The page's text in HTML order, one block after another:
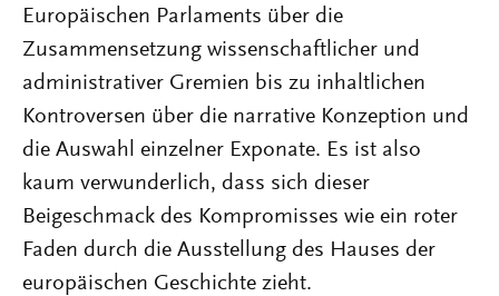
Europäischen Parlaments über die
Zusammensetzung wissenschaftlicher und
administrativer Gremien bis zu inhaltlichen
Kontroversen über die narrative Konzeption und
die Auswahl einzelner Exponate. Es ist also
kaum verwunderlich, dass sich dieser
Beigeschmack des Kompromisses wie ein roter
Faden durch die Ausstellung des Hauses der
europäischen Geschichte zieht.